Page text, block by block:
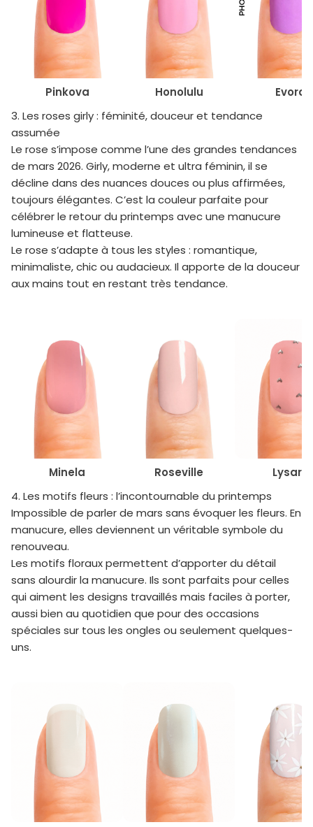
Pinkova Honolulu Evora
3. Les roses girly : féminité, douceur et tendance
assumée
Le rose s’impose comme l’une des grandes tendances
de mars 2026. Girly, moderne et ultra féminin, il se
décline dans des nuances douces ou plus affirmées,
toujours élégantes. C’est la couleur parfaite pour
célébrer le retour du printemps avec une manucure
lumineuse et flatteuse.
Le rose s’adapte à tous les styles : romantique,
minimaliste, chic ou audacieux. Il apporte de la douceur
aux mains tout en restant très tendance.
Minela Roseville Lysara
4. Les motifs fleurs : l’incontournable du printemps
Impossible de parler de mars sans évoquer les fleurs. En
manucure, elles deviennent un véritable symbole du
renouveau.
Les motifs floraux permettent d’apporter du détail
sans alourdir la manucure. Ils sont parfaits pour celles
qui aiment les designs travaillés mais faciles à porter,
aussi bien au quotidien que pour des occasions
spéciales sur tous les ongles ou seulement quelques-
uns.